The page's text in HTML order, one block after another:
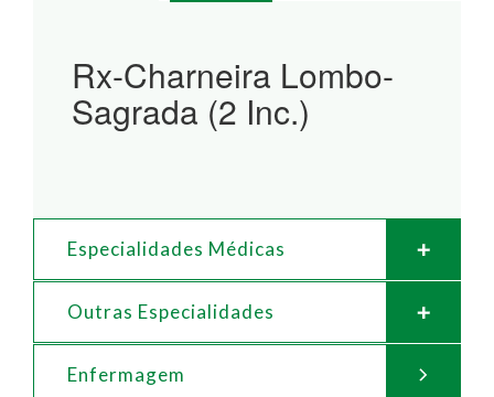
Rx-Charneira Lombo-
Sagrada (2 Inc.)
Especialidades Médicas
Outras Especialidades
Enfermagem